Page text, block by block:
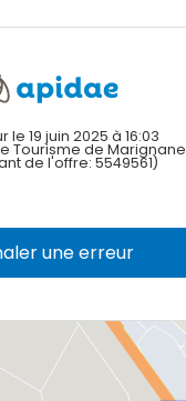
le 19 juin 2025 à 16:03
Tourisme de Marignane
de l'offre: 5549561)
une erreur